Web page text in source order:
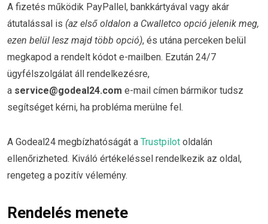
A fizetés működik PayPallel, bankkártyával vagy akár
átutalással is (az első oldalon a Cwalletco opció jelenik meg,
ezen belül lesz majd több opció), és utána perceken belül
megkapod a rendelt kódot e-mailben. Ezután 24/7
ügyfélszolgálat áll rendelkezésre,
a service@godeal24.com e-mail címen bármikor tudsz
segítséget kérni, ha probléma merülne fel.
A Godeal24 megbízhatóságát a Trustpilot oldalán
ellenőrizheted. Kiváló értékeléssel rendelkezik az oldal,
rengeteg a pozitív vélemény.
Rendelés menete